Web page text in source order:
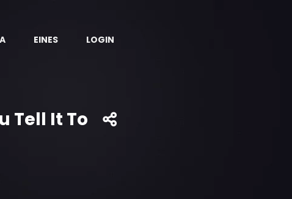
EINES LOGIN
Tell It To